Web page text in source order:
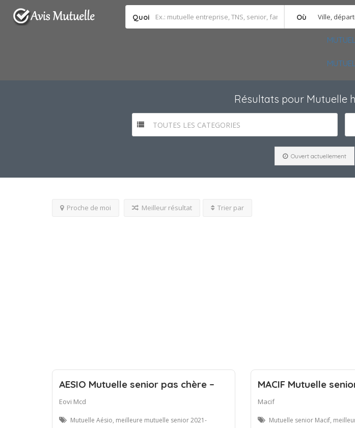
Quoi Où
Résultats pour Mutuelle
TOUTES LES CATEGORIES
Ouvert actuellement
Proche de moi Meilleur résultat Trier par
AESIO Mutuelle senior pas chère –
Eovi Mcd
Mutuelle Aésio, meilleure mutuelle senior 2021-
MACIF Mutuelle
Macif
Mutuelle senior Macif,